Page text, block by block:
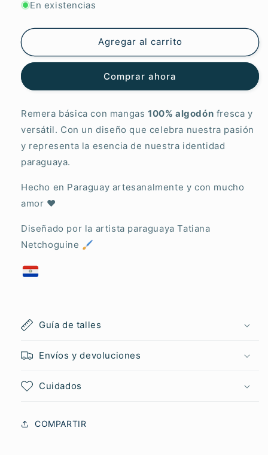
para
Guapa
para
Guapa
Sapukai
En existencias
Agregar al carrito
Comprar ahora
Remera básica con mangas 100% algodón fresca y
versátil. Con un diseño que celebra nuestra pasión
y representa la esencia de nuestra identidad
paraguaya.
Hecho en Paraguay artesanalmente y con mucho
amor ❤
Diseñado por la artista paraguaya Tatiana
Netchoguine 🖌
Guía de talles
Envíos y devoluciones
Cuidados
COMPARTIR